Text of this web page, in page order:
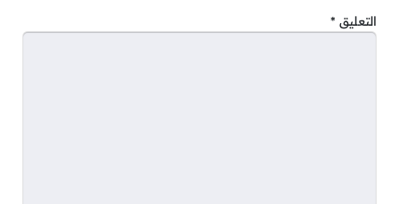
التعليق *